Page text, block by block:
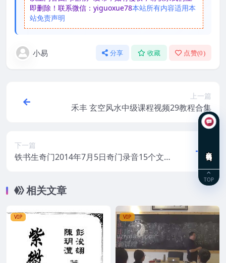
即删除！联系微信：yiguoxue78本站所有内容适用本
站免责声明
小易 分享 收藏 点赞(0)
上一篇
禾丰 玄空风水中级课程视频29教程合集
下一篇
铁书生奇门2014年7月5日奇门录音15个文
相关文章
VIP VIP
TOP